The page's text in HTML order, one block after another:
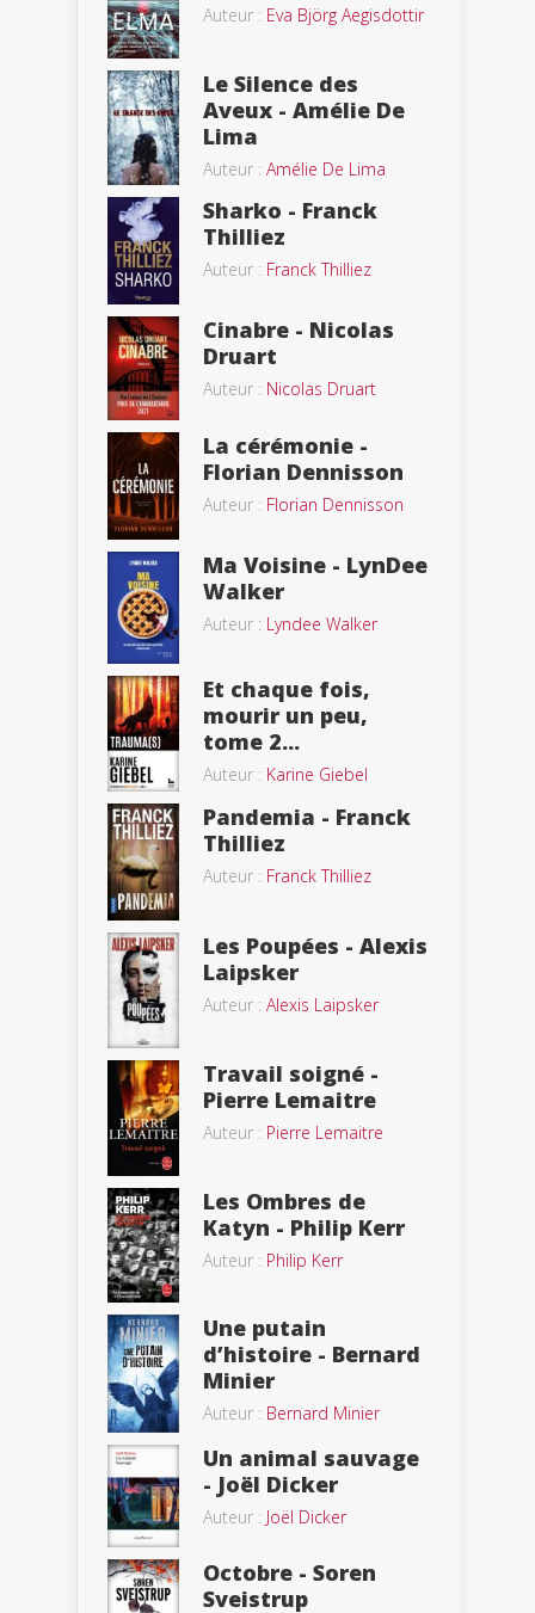
Auteur : Eva Björg Aegisdottir
Le Silence des
Aveux - Amélie De
Lima
Auteur : Amélie De Lima
Sharko - Franck
Thilliez
Auteur : Franck Thilliez
Cinabre - Nicolas
Druart
Auteur : Nicolas Druart
La cérémonie -
Florian Dennisson
Auteur : Florian Dennisson
Ma Voisine - LynDee
Walker
Auteur : Lyndee Walker
Et chaque fois,
mourir un peu,
tome 2...
Auteur : Karine Giebel
Pandemia - Franck
Thilliez
Auteur : Franck Thilliez
Les Poupées - Alexis
Laipsker
Auteur : Alexis Laipsker
Travail soigné -
Pierre Lemaitre
Auteur : Pierre Lemaitre
Les Ombres de
Katyn - Philip Kerr
Auteur : Philip Kerr
Une putain
d’histoire - Bernard
Minier
Auteur : Bernard Minier
Un animal sauvage
- Joël Dicker
Auteur : Joël Dicker
Octobre - Soren
Sveistrup